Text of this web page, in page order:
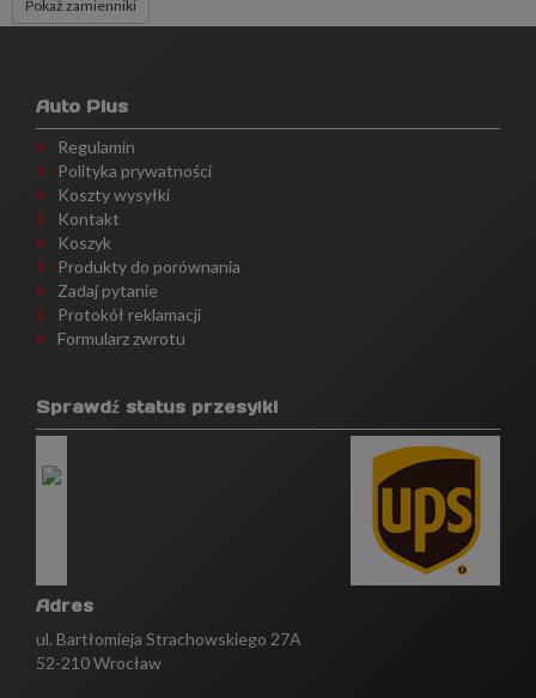
Pokaż zamienniki
Auto Plus
Regulamin
Polityka prywatności
Koszty wysyłki
Kontakt
Koszyk
Produkty do porównania
Zadaj pytanie
Protokół reklamacji
Formularz zwrotu
Sprawdź status przesyłki
Adres
ul. Bartłomieja Strachowskiego 27A
52-210 Wrocław